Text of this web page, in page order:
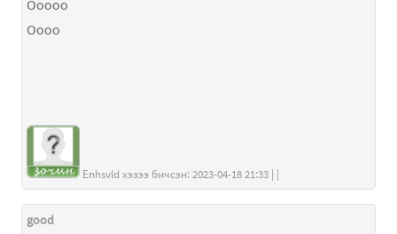
Ooooo
Oooo
Enhsvld хэзээ бичсэн: 2023-04-18 21:33 | |
good